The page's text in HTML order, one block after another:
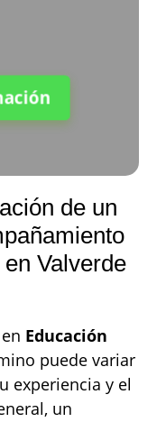
de un
Valverde
Educación
puede variar
experiencia y el
un